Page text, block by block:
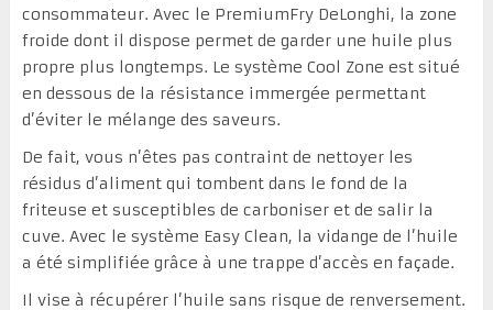
consommateur. Avec le PremiumFry DeLonghi, la zone
froide dont il dispose permet de garder une huile plus
propre plus longtemps. Le système Cool Zone est situé
en dessous de la résistance immergée permettant
d’éviter le mélange des saveurs.
De fait, vous n’êtes pas contraint de nettoyer les
résidus d’aliment qui tombent dans le fond de la
friteuse et susceptibles de carboniser et de salir la
cuve. Avec le système Easy Clean, la vidange de l’huile
a été simplifiée grâce à une trappe d’accès en façade.
Il vise à récupérer l’huile sans risque de renversement.